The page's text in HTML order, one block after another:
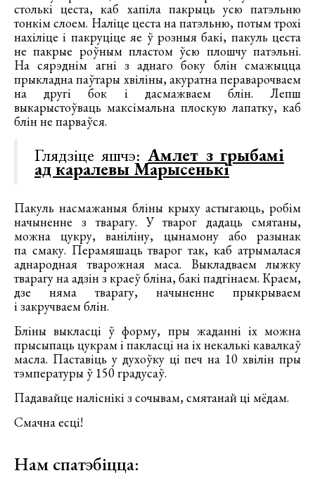
столькі цеста, каб хапіла пакрыць усю патэльню
тонкім слоем. Наліце цеста на патэльню, потым трохі
нахіліце і пакруціце яе ў розныя бакі, пакуль цеста
не пакрые роўным пластом ўсю плошчу патэльні.
На сярэднім агні з аднаго боку блін смажыцца
прыкладна паўтары хвіліны, акуратна пераварочваем
на другі бок і дасмажваем блін. Лепш
выкарыстоўваць максімальна плоскую лапатку, каб
блін не парваўся.
Глядзіце яшчэ: Амлет з грыбамі
ад каралевы Марысенькі
Пакуль насмажаныя бліны крыху астыгаюць, робім
начыненне з тварагу. У тварог дадаць смятаны,
можна цукру, ваніліну, цынамону або разынак
па смаку. Перамяшаць тварог так, каб атрымалася
аднародная тварожная маса. Выкладваем лыжку
тварагу на адзін з краеў бліна, бакі падгінаем. Краем,
дзе няма тварагу, начыненне прыкрываем
і закручваем блін.
Бліны выкласці ў форму, пры жаданні іх можна
прысыпаць цукрам і пакласці на іх некалькі кавалкаў
масла. Паставіць у духоўку ці печ на 10 хвілін пры
тэмпературы ў 150 градусаў.
Падавайце наліснікі з сочывам, смятанай ці мёдам.
Смачна есці!
Нам спатэбіцца: